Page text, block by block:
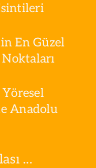
En Güzel
Anadolu
...